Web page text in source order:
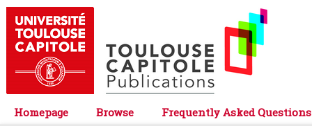
Homepage Browse
Frequently Asked Questions